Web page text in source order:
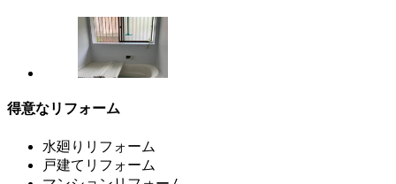
得意なリフォーム
水廻りリフォーム
戸建てリフォーム